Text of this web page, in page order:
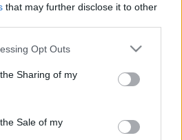
that may further disclose it to other
app uses one or more Google
usage behaviour. You may click to
and its third-party tags to
purposes in below Google
Opt Outs
Sharing of my
Sale of my
que puede ocupar
tendrá que competir con
Cristian Herrera o Pejiño
oportunidades durante la
ser un jugador útil en el juego